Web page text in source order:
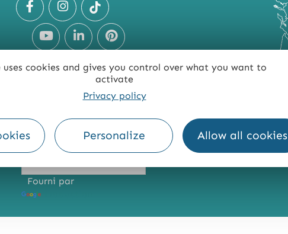
uses cookies and gives you control over what you want to
activate
Privacy policy
Personalize Allow all cookies
ACCESSIBILITÉ : NON CONFORME
Fourni par